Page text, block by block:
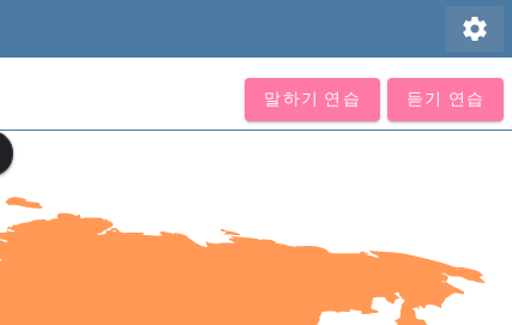
settings
말하기 연습 듣기 연습